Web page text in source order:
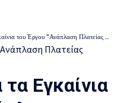
“Ανάπλαση Πλατείας Λασσάνη και Πέριξ Οδών”
Εγκαίνια